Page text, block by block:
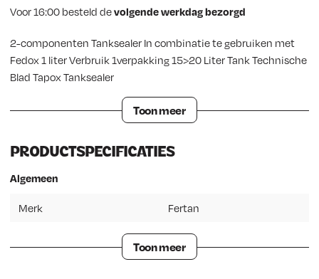
Voor 16:00 besteld devolgende werkdag bezorgd
2-componenten Tanksealer In combinatie te gebruiken met
Fedox 1 liter Verbruik 1verpakking 15>20 Liter Tank Technische
Blad Tapox Tanksealer
Toon meer
PRODUCTSPECIFICATIES
Algemeen
Merk Fertan
Toon meer